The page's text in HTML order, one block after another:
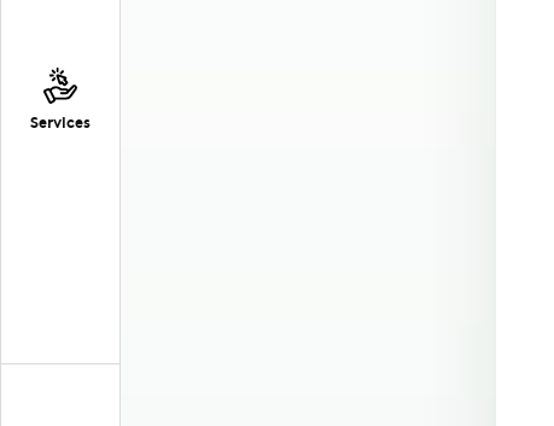
Services